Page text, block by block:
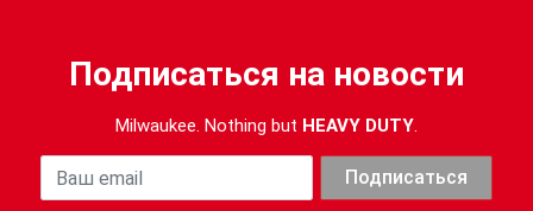
Подписаться на новости
Milwaukee. Nothing but HEAVY DUTY.
Ваша почта Подписаться